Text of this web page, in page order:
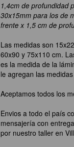
1,4cm de profundidad
30x15mm para los de
frente x 1,5 cm de
Las medidas son
60x90 y 75x110 cm.
es la medida de la
le agregan las
Aceptamos todos los
Envios a todo el país
mensajería con
por nuestro taller en